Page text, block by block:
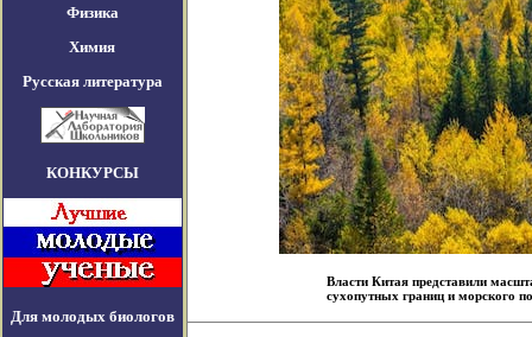
Физика
Химия
Русская литература
КОНКУРСЫ
Для молодых биологов
Власти Китая представили
сухопутных границ и морского